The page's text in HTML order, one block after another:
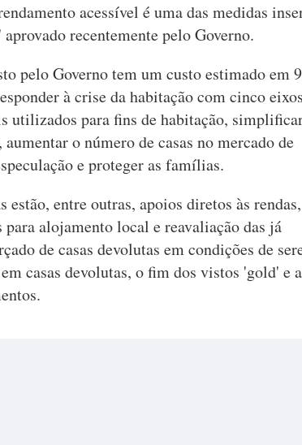
acessível é uma das medidas
recentemente pelo Governo.
pelo Governo tem um custo estimado em
à crise da habitação com cinco
utilizados para fins de habitação,
o número de casas no mercado de
e proteger as famílias.
estão, entre outras, apoios diretos às rendas,
para alojamento local e reavaliação das já
de casas devolutas em condições de
casas devolutas, o fim dos vistos 'gold' e a